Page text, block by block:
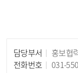
담당부서
홍보협
전화번호
031-